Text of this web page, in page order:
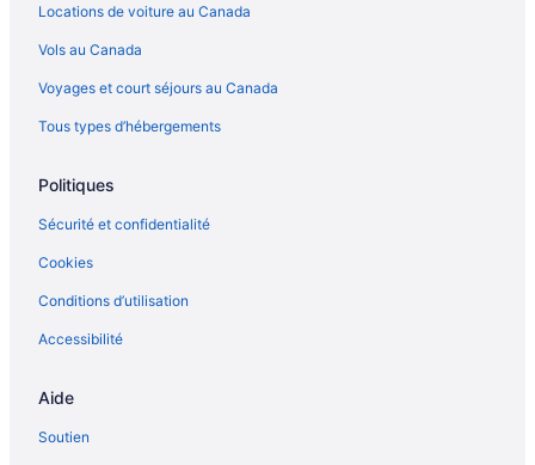
Locations de voiture au Canada
Vols au Canada
Voyages et court séjours au Canada
Tous types d’hébergements
Politiques
Sécurité et confidentialité
Cookies
Conditions d’utilisation
Accessibilité
Aide
Soutien